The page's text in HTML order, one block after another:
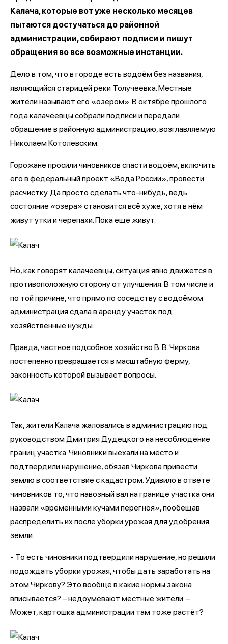
Калача, которые вот уже несколько месяцев
пытаются достучаться до районной
администрации, собирают подписи и пишут
обращения во все возможные инстанции.
Дело в том, что в городе есть водоём без названия,
являющийся старицей реки Толучеевка. Местные
жители называют его «озером». В октябре прошлого
года калачеевцы собрали подписи и передали
обращение в районную администрацию, возглавляемую
Николаем Котолевским.
Горожане просили чиновников спасти водоём, включить
его в федеральный проект «Вода России», провести
расчистку. Да просто сделать что-нибудь, ведь
состояние «озера» становится всё хуже, хотя в нём
живут утки и черепахи. Пока еще живут.
Но, как говорят калачеевцы, ситуация явно движется в
противоположную сторону от улучшения. В том числе и
по той причине, что прямо по соседству с водоёмом
администрация сдала в аренду участок под
хозяйственные нужды.
Правда, частное подсобное хозяйство В. В. Чиркова
постепенно превращается в масштабную ферму,
законность которой вызывает вопросы.
Так, жители Калача жаловались в администрацию под
руководством Дмитрия Дудецкого на несоблюдение
границ участка. Чиновники выехали на место и
подтвердили нарушение, обязав Чиркова привести
землю в соответствие с кадастром. Удивило в ответе
чиновников то, что навозный вал на границе участка они
назвали «временными кучами перегноя», пообещав
распределить их после уборки урожая для удобрения
земли.
- То есть чиновники подтвердили нарушение, но решили
подождать уборки урожая, чтобы дать заработать на
этом Чиркову? Это вообще в какие нормы закона
вписывается? – недоумевают местные жители. –
Может, картошка администрации там тоже растёт?